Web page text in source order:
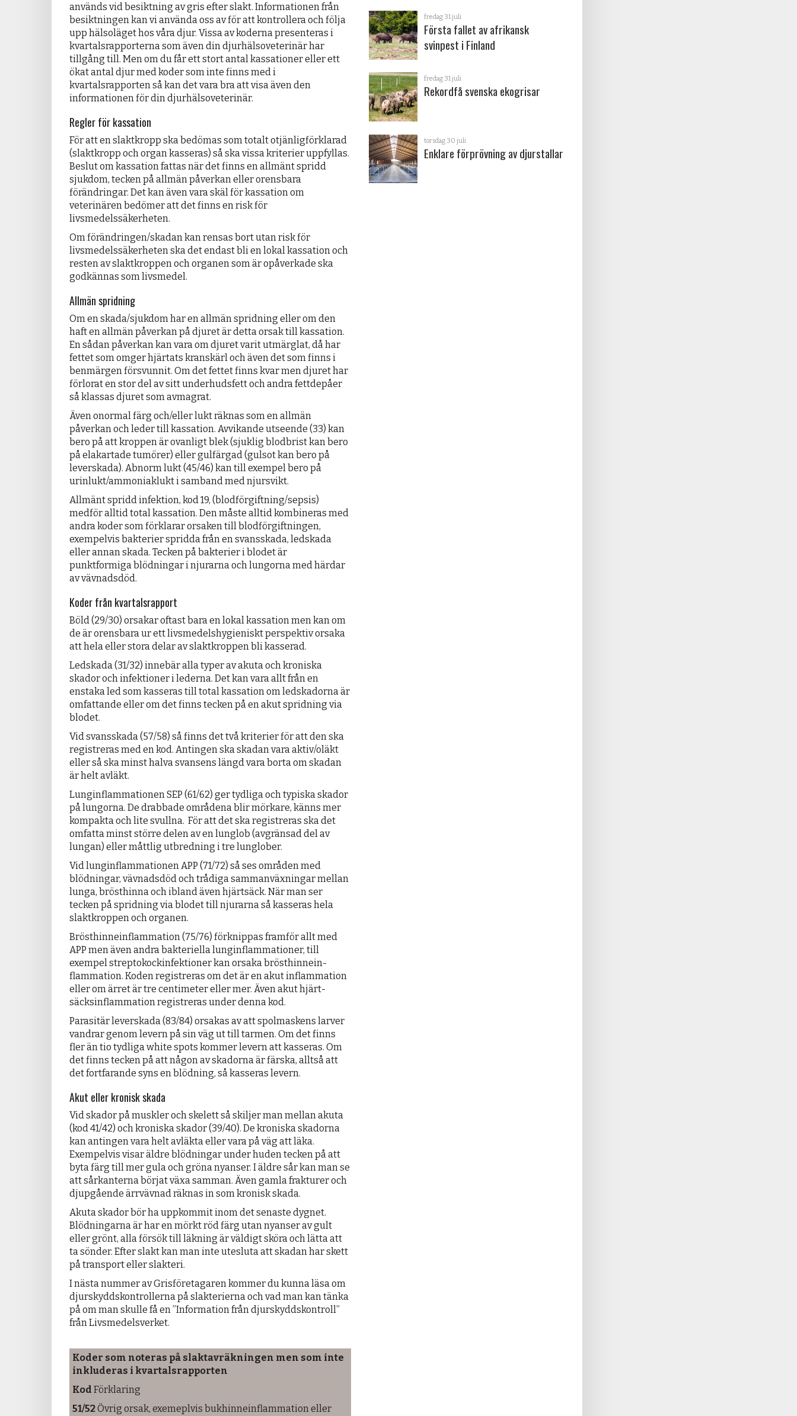
används vid besiktning av gris efter slakt. Informationen från
besiktningen kan vi använda oss av för att kontrollera och följa
upp hälsoläget hos våra djur. Vissa av koderna presenteras i
kvartalsrapporterna som även din djurhälsoveterinär har
tillgång till. Men om du får ett stort antal kassationer eller ett
ökat antal djur med koder som inte finns med i
kvartalsrapporten så kan det vara bra att visa även den
informationen för din djurhälsoveterinär.
Regler för kassation
För att en slaktkropp ska bedömas som totalt otjänligförklarad
(slaktkropp och organ kasseras) så ska vissa kriterier uppfyllas.
Beslut om kassation fattas när det finns en allmänt spridd
sjukdom, tecken på allmän påverkan eller orensbara
förändringar. Det kan även vara skäl för kassation om
veterinären bedömer att det finns en risk för
livsmedelssäkerheten.
Om förändringen/skadan kan rensas bort utan risk för
livsmedelssäkerheten ska det endast bli en lokal kassation och
resten av slaktkroppen och organen som är opåverkade ska
godkännas som livsmedel.
Allmän spridning
Om en skada/sjukdom har en allmän spridning eller om den
haft en allmän påverkan på djuret är detta orsak till kassation.
En sådan påverkan kan vara om djuret varit utmärglat, då har
fettet som omger hjärtats kranskärl och även det som finns i
benmärgen försvunnit. Om det fettet finns kvar men djuret har
förlorat en stor del av sitt underhudsfett och andra fettdepåer
så klassas djuret som avmagrat.
Även onormal färg och/eller lukt räknas som en allmän
påverkan och leder till kassation. Avvikande utseende (33) kan
bero på att kroppen är ovanligt blek (sjuklig blodbrist kan bero
på elakartade tumörer) eller gulfärgad (gulsot kan bero på
leverskada). Abnorm lukt (45/46) kan till exempel bero på
urinlukt/ammoniaklukt i samband med njursvikt.
Allmänt spridd infektion, kod 19, (blodförgiftning/sepsis)
medför alltid total kassation. Den måste alltid kombineras med
andra koder som förklarar orsaken till blodförgiftningen,
exempelvis bakterier spridda från en svansskada, ledskada
eller annan skada. Tecken på bakterier i blodet är
punktformiga blödningar i njurarna och lungorna med härdar
av vävnadsdöd.
Koder från kvartalsrapport
Böld (29/30) orsakar oftast bara en lokal kassation men kan om
de är orensbara ur ett livsmedels­hygieniskt perspektiv orsaka
att hela eller stora delar av slaktkroppen bli kasserad.
Ledskada (31/32) innebär alla typer av akuta och kroniska
skador och infektioner i lederna. Det kan vara allt från en
enstaka led som kasseras till total kassation om ledskadorna är
omfattande eller om det finns tecken på en akut spridning via
blodet.
Vid svansskada (57/58) så finns det två kriterier för att den ska
registreras med en kod. Antingen ska skadan vara aktiv/oläkt
eller så ska minst halva svansens längd vara borta om skadan
är helt avläkt.
Lunginflammationen SEP (61/62) ger tydliga och typiska skador
på lungorna. De drabbade områdena blir mörkare, känns mer
kompakta och lite svullna. För att det ska registreras ska det
omfatta minst större delen av en lunglob (avgränsad del av
lungan) eller måttlig utbredning i tre lunglober.
Vid lunginflammationen APP (71/72) så ses områden med
blödningar, vävnadsdöd och trådiga sammanväxningar mellan
lunga, brösthinna och ibland även hjärtsäck. När man ser
tecken på spridning via blodet till njurarna så kasseras hela
slaktkroppen och organen.
Brösthinneinflammation (75/76) förknippas framför allt med
APP men även andra bakteriella lunginflammationer, till
exempel streptokock­infektioner kan orsaka brösthinne­in­
flamma­­tion. Koden re­­gi­­st­­reras om det är en akut inflamma­tion
eller om ärret är tre centimeter eller mer. Även akut hjärt­
säcksinflammation registreras under denna kod.
Parasitär leverskada (83/84) orsakas av att spolmaskens larver
vandrar genom levern på sin väg ut till tarmen. Om det finns
fler än tio tydliga white spots kommer levern att kasseras. Om
det finns tecken på att någon av skadorna är färska, alltså att
det fortfarande syns en blödning, så kasseras levern.
Akut eller kronisk skada
Vid skador på muskler och skelett så skiljer man mellan akuta
(kod 41/42) och kroniska skador (39/40). De kroniska skadorna
kan antingen vara helt avläkta eller vara på väg att läka.
Exempelvis visar äldre blödningar under huden tecken på att
byta färg till mer gula och gröna nyanser. I äldre sår kan man se
att sårkanterna börjat växa samman. Även gamla frakturer och
djupgående ärrvävnad räknas in som kronisk skada.
Akuta skador bör ha uppkommit inom det senaste dygnet.
Blödningarna är har en mörkt röd färg utan nyanser av gult
eller grönt, alla försök till läkning är väldigt sköra och lätta att
ta sönder. Efter slakt kan man inte utesluta att skadan har skett
på transport eller slakteri.
I nästa nummer av Gris­företagaren kommer du kunna läsa om
djurskyddskontrollerna på slakterierna och vad man kan tänka
på om man skulle få en ”Information från djurskyddskontroll”
från Livsmedelsverket.
Koder som noteras på slaktavräkningen men som inte
inkluderas i kvartalsrapporten
Kod Förklaring
51/52Övrig orsak, exemeplvis bukhinneinflammation eller
fredag 31 juli
Första fallet av afrikansk
svinpest i Finland
fredag 31 juli
Rekordfå svenska ekogrisar
torsdag 30 juli
Enklare förprövning av djurstallar